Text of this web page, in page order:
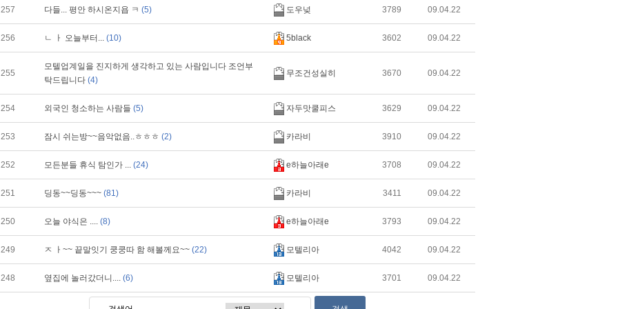
257 다들... 평안 하시온지욥 ㅋ (5) 도우넞 3789 09.04.22
256 ㄴ ㅏ 오늘부터... (10) 5black 3602 09.04.22
255
모텔업계일을 진지하게 생각하고 있는 사람입니다 조언부
탁드립니다 (4)
무조건성실히 3670 09.04.22
254 외국인 청소하는 사람들 (5) 자두맛쿨피스 3629 09.04.22
253 잠시 쉬는방~~음악없음..ㅎㅎㅎ (2) 카라비 3910 09.04.22
252 모든분들 휴식 탐인가 ... (24) e하늘아래e 3708 09.04.22
251 딩동~~딩동~~~ (81) 카라비 3411 09.04.22
250 오늘 야식은 .... (8) e하늘아래e 3793 09.04.22
249 ㅈ ㅏ~~ 끝말잇기 쿵쿵따 함 해볼께요~~ (22) 모텔리아 4042 09.04.22
248 옆집에 놀러갔더니.... (6) 모텔리아 3701 09.04.22